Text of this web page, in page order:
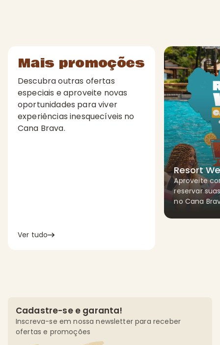
Mais promoções
Descubra outras ofertas
especiais e aproveite novas
oportunidades para viver
experiências inesquecíveis no
Cana Brava.
Ver tudo
Resort
Aproveite
reservar
no Cana
Cadastre-se e garanta!
Inscreva-se em nossa newsletter para receber
ofertas e promoções